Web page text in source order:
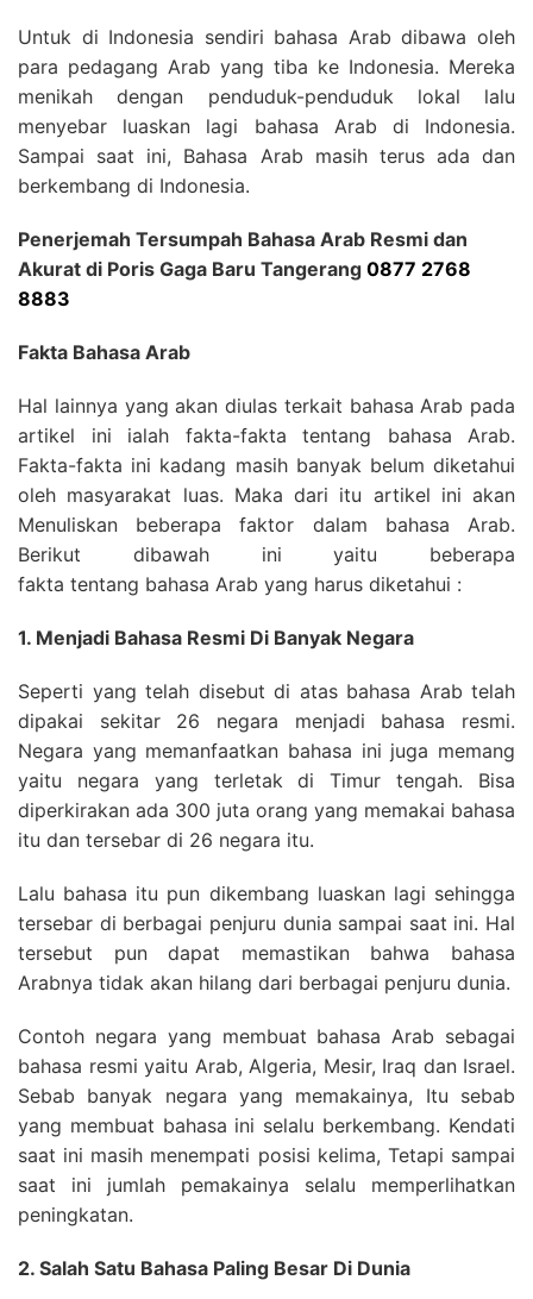
Untuk di Indonesia sendiri bahasa Arab dibawa oleh
para pedagang Arab yang tiba ke Indonesia. Mereka
menikah dengan penduduk-penduduk lokal lalu
menyebar luaskan lagi bahasa Arab di Indonesia.
Sampai saat ini, Bahasa Arab masih terus ada dan
berkembang di Indonesia.
Penerjemah Tersumpah Bahasa Arab Resmi dan
Akurat di Poris Gaga Baru Tangerang 0877 2768
8883
Fakta Bahasa Arab
Hal lainnya yang akan diulas terkait bahasa Arab pada
artikel ini ialah fakta-fakta tentang bahasa Arab.
Fakta-fakta ini kadang masih banyak belum diketahui
oleh masyarakat luas. Maka dari itu artikel ini akan
Menuliskan beberapa faktor dalam bahasa Arab.
Berikut dibawah ini yaitu beberapa
fakta tentang bahasa Arab yang harus diketahui :
1. Menjadi Bahasa Resmi Di Banyak Negara
Seperti yang telah disebut di atas bahasa Arab telah
dipakai sekitar 26 negara menjadi bahasa resmi.
Negara yang memanfaatkan bahasa ini juga memang
yaitu negara yang terletak di Timur tengah. Bisa
diperkirakan ada 300 juta orang yang memakai bahasa
itu dan tersebar di 26 negara itu.
Lalu bahasa itu pun dikembang luaskan lagi sehingga
tersebar di berbagai penjuru dunia sampai saat ini. Hal
tersebut pun dapat memastikan bahwa bahasa
Arabnya tidak akan hilang dari berbagai penjuru dunia.
Contoh negara yang membuat bahasa Arab sebagai
bahasa resmi yaitu Arab, Algeria, Mesir, Iraq dan Israel.
Sebab banyak negara yang memakainya, Itu sebab
yang membuat bahasa ini selalu berkembang. Kendati
saat ini masih menempati posisi kelima, Tetapi sampai
saat ini jumlah pemakainya selalu memperlihatkan
peningkatan.
2. Salah Satu Bahasa Paling Besar Di Dunia